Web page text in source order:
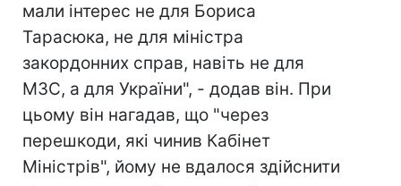
мали інтерес не для Бориса
Тарасюка, не для міністра
закордонних справ, навіть не для
МЗС, а для України", - додав він. При
цьому він нагадав, що "через
перешкоди, які чинив Кабінет
Міністрів", йому не вдалося здійснити